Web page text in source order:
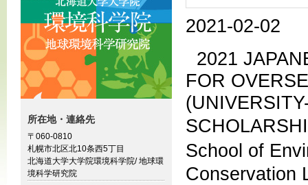
2021-02-02
2021
FOR
School of
Conservation
所在地・連絡先
〒060-0810
札幌市北区北10条西5丁目
北海道大学大学院環境科学院/ 地球環
境科学研究院